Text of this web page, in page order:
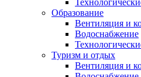
Образование
Вентиляция и
Водоснабжение
Туризм и отдых
Вентиляция и